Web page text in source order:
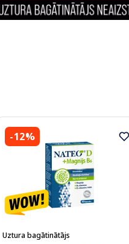
-12%
Uztura bagātinātājs